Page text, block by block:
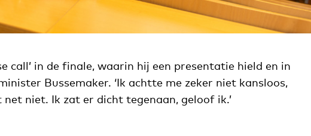
call’ in de finale, waarin hij een presentatie hield en in
Bussemaker. ‘Ik achtte me zeker niet kansloos,
niet. Ik zat er dicht tegenaan, geloof ik.’